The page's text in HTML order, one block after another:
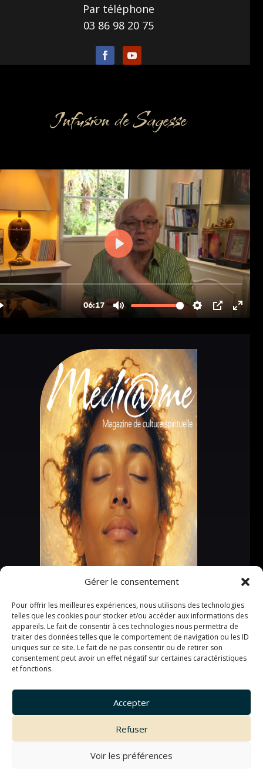
Gérer le consentement
Pour offrir les meilleures expériences, nous utilisons des technologies
telles que les cookies pour stocker et/ou accéder aux informations des
appareils. Le fait de consentir à ces technologies nous permettra de
traiter des données telles que le comportement de navigation ou les ID
uniques sur ce site. Le fait de ne pas consentir ou de retirer son
consentement peut avoir un effet négatif sur certaines caractéristiques
et fonctions.
Accepter
Refuser
Voir les préférences
Par téléphone
03 86 98 20 75
Infusion de Sagesse